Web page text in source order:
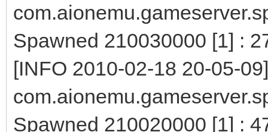
Spawned 210030000 [1] :
[INFO 2010-02-18 20-05-09]
Spawned 210020000 [1] :